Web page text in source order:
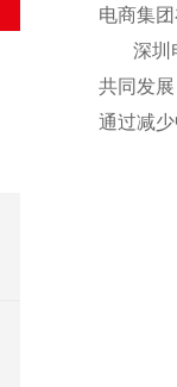
电商集
深圳电
共同发展
通过减